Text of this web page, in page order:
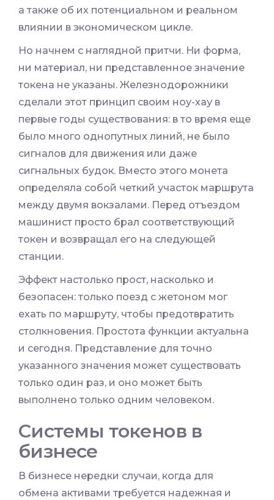
а также об их потенциальном и реальном
влиянии в экономическом цикле.
Но начнем с наглядной притчи. Ни форма,
ни материал, ни представленное значение
токена не указаны. Железнодорожники
сделали этот принцип своим ноу-хау в
первые годы существования: в то время еще
было много однопутных линий, не было
сигналов для движения или даже
сигнальных будок. Вместо этого монета
определяла собой четкий участок маршрута
между двумя вокзалами. Перед отъездом
машинист просто брал соответствующий
токен и возвращал его на следующей
станции.
Эффект настолько прост, насколько и
безопасен: только поезд с жетоном мог
ехать по маршруту, чтобы предотвратить
столкновения. Простота функции актуальна
и сегодня. Представление для точно
указанного значения может существовать
только один раз, и оно может быть
выполнено только одним человеком.
Системы токенов в
бизнесе
В бизнесе нередки случаи, когда для
обмена активами требуется надежная и